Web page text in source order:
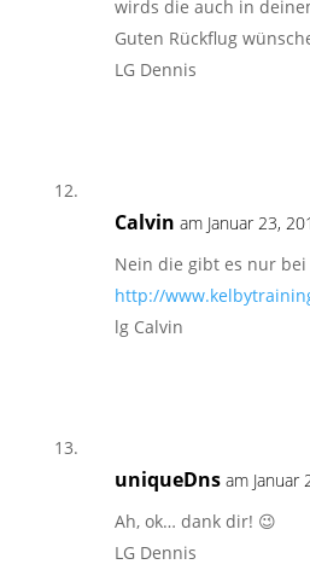
wirds die auch in
Guten Rückflug
LG Dennis
Calvin am Januar 23,
Nein die gibt es nur bei
http://
lg Calvin
uniqueDns am Januar
Ah, ok… dank dir! 😉
LG Dennis